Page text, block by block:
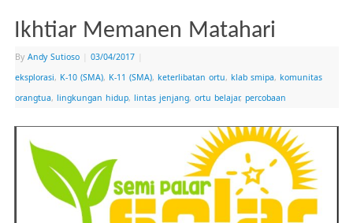
Ikhtiar Memanen Matahari
By Andy Sutioso 03/04/2017
eksplorasi, K-10 (SMA), K-11 (SMA), keterlibatan ortu, klab smipa, komunitas
orangtua, lingkungan hidup, lintas jenjang, ortu belajar, percobaan